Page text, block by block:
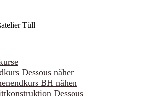
Dessous nähen
BH nähen
Dessous